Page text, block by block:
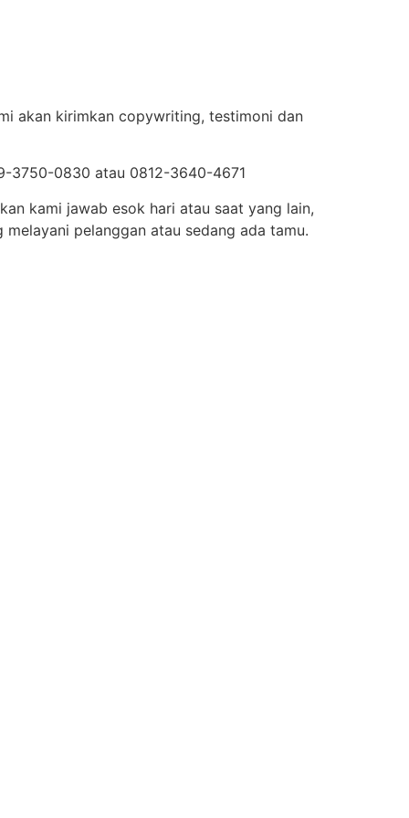
akan kirimkan copywriting, testimoni dan
3750-0830 atau 0812-3640-4671
kami jawab esok hari atau saat yang lain,
pelanggan atau sedang ada tamu.